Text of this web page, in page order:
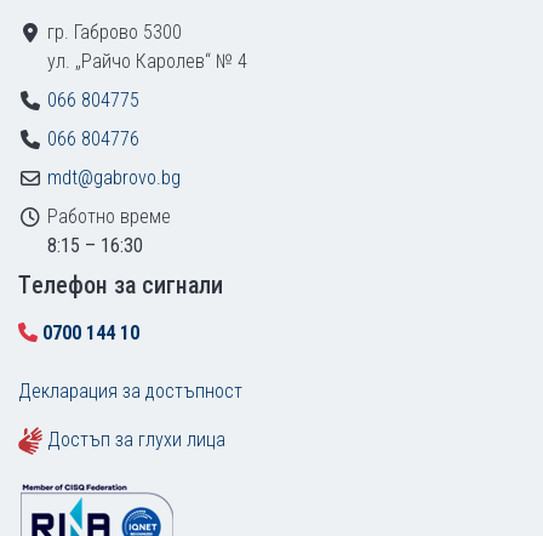
гр. Габрово 5300
ул. „Райчо Каролев“ № 4
066 804775
066 804776
mdt@gabrovo.bg
Работно време
8:15 – 16:30
Tелефон за сигнали
0700 144 10
Декларация за достъпност
Достъп за глухи лица